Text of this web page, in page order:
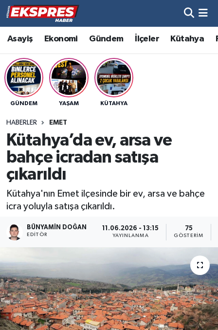
Asayiş Ekonomi Gündem İlçeler Kütahya
GÜNDEM YAŞAM KÜTAHYA
HABERLER EMET
Kütahya’da ev, arsa ve
bahçe icradan satışa
çıkarıldı
Kütahya'nın Emet ilçesinde bir ev, arsa ve bahçe
icra yoluyla satışa çıkarıldı.
BÜNYAMIN DOĞAN
EDITÖR
11.06.2026 - 13:15
YAYINLANMA
75
GÖSTERIM
Altıntaş
Asayiş
Aslanapa
Bölge
Çavdarhisar
Dumlupınar
Dünya
Ekonomi
Emet
Hava Durumu
Trafik Durumu
Süper Lig Puan Durumu ve Fikstür
Son Dakika Haberleri
Haber Arşivi